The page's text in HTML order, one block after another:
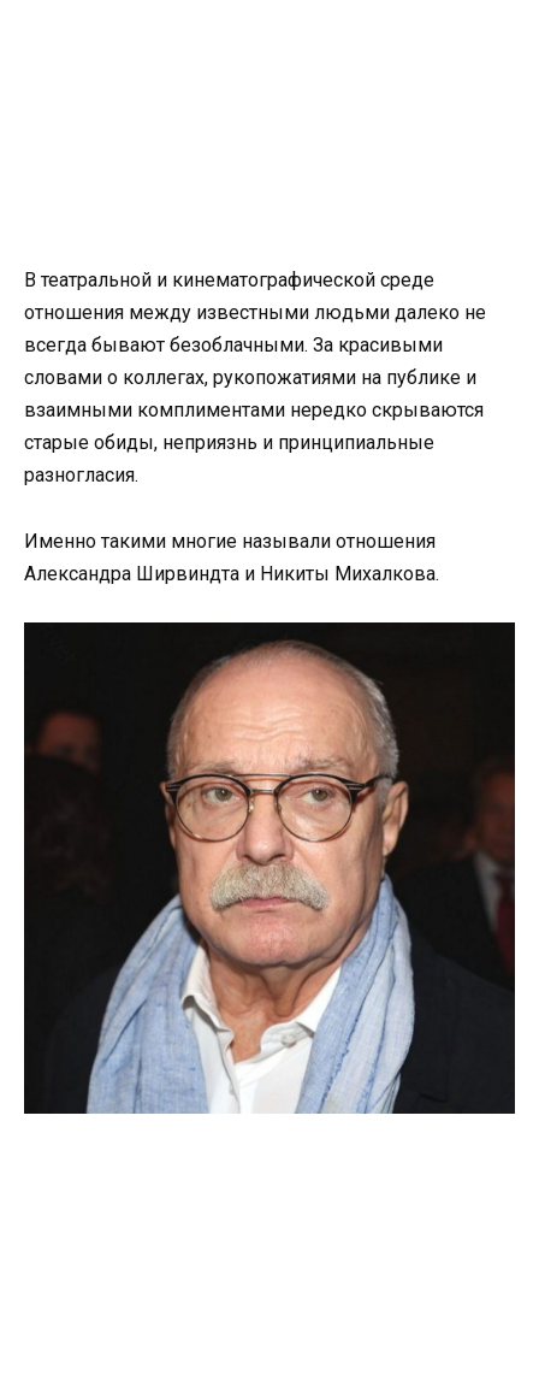
В театральной и кинематографической среде
отношения между известными людьми далеко не
всегда бывают безоблачными. За красивыми
словами о коллегах, рукопожатиями на публике и
взаимными комплиментами нередко скрываются
старые обиды, неприязнь и принципиальные
разногласия.
Именно такими многие называли отношения
Александра Ширвиндта и Никиты Михалкова.